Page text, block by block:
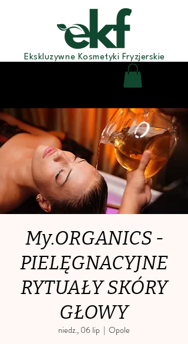
Ekskluzywne Kosmetyki Fryzjerskie
My.ORGANICS -
PIELĘGNACYJNE
RYTUAŁY SKÓRY
GŁOWY
niedz., 06 lip
  |
Opole